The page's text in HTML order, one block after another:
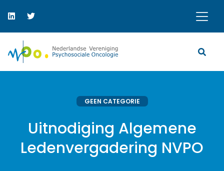
GEEN CATEGORIE
Uitnodiging Algemene
Ledenvergadering NVPO